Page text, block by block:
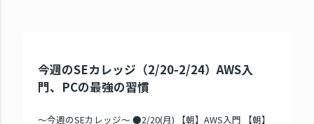
今週のSEカレッジ（2/20-2/24）AWS入
門、PCの最強の習慣
～今週のSEカレッジ～ ●2/20(月) 【朝】AWS入門 【朝】